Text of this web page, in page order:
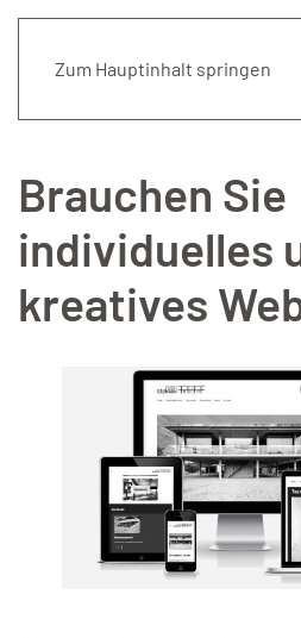
Zum Hauptinhalt springen
Menü
Brauchen Sie
individuelles
kreatives